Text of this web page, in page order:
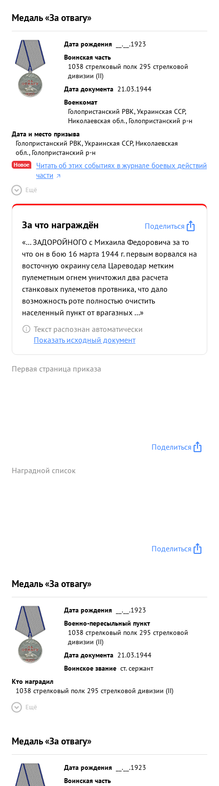
Медаль «За отвагу»
Дата рождения
__.__.1923
Воинская часть
1038 стрелковый полк 295 стрелковой
дивизии (II)
Дата документа 21.03.1944
Военкомат
Голопристанский РВК, Украинская ССР,
Николаевская обл., Голопристанский р-н
Дата и место призыва
Голопристанский РВК, Украинская ССР, Николаевская
обл., Голопристанский р-н
Новое
Читать об этих событиях в журнале боевых действий
части
Ещё
За что награждён
Поделиться
«... ЗАДОРОЙНОГО с Михаила Федоровича за то
что он в бою 16 марта 1944 г. первым ворвался на
восточную окраину села Цареводар метким
пулеметным огнем уничтожил два расчета
станковых пулеметов протвника, что дало
возможность роте полностью очистить
населенный пункт от врагазных ...»
Текст распознан автоматически
Показать исходный документ
Первая страница приказа
Поделиться
Наградной список
Поделиться
Медаль «За отвагу»
Дата рождения
__.__.1923
Военно-пересыльный пункт
1038 стрелковый полк 295 стрелковой
дивизии (II)
Дата документа 21.03.1944
Воинское звание ст. сержант
Кто наградил
1038 стрелковый полк 295 стрелковой дивизии (II)
Ещё
Медаль «За отвагу»
Дата рождения
__.__.1923
Воинская часть